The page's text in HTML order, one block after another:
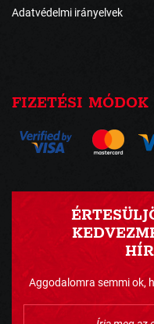
Adatvédelmi irányelvek
FIZETÉSI MÓDOK
Aggodalomra semmi ok,